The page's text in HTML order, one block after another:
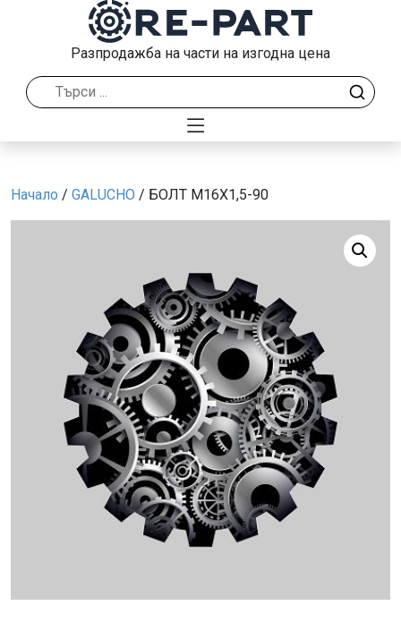
Разпродажба на части на изгодна цена
Начало / GALUCHO / БОЛТ M16X1,5-90